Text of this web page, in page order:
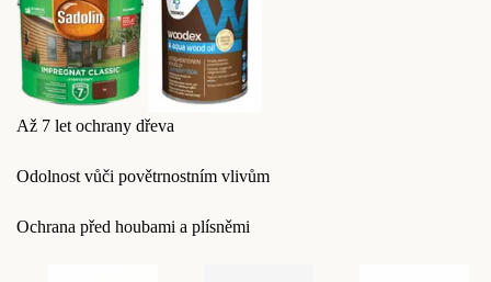
Až 7 let ochrany dřeva
Odolnost vůči povětrnostním vlivům
Ochrana před houbami a plísněmi